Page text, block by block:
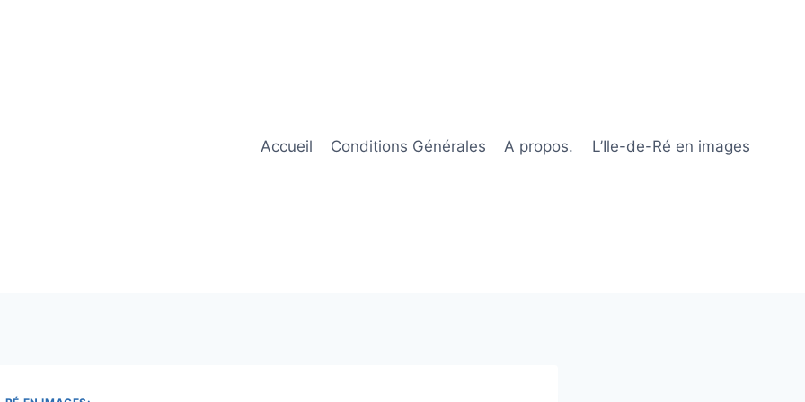
Accueil Conditions Générales A propos. L’Ile-de-Ré en images